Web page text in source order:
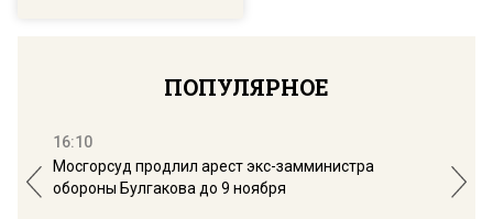
ПОПУЛЯРНОЕ
16:10
Мосгорсуд продлил арест экс-замминистра
обороны Булгакова до 9 ноября